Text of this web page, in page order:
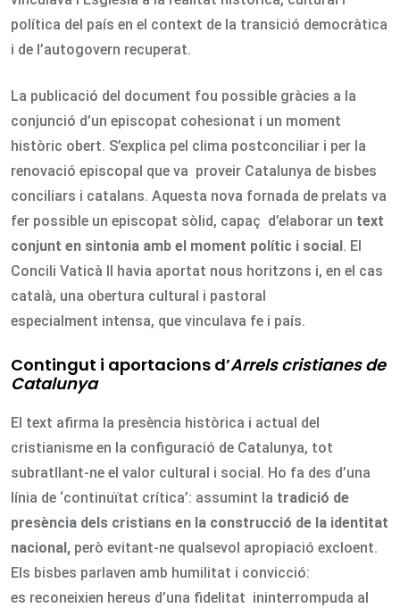
política del país en el context de la transició democràtica
i de l’autogovern recuperat.
La publicació del document fou possible gràcies a la
conjunció d’un episcopat cohesionat i un moment
històric obert. S’explica pel clima postconciliar i per la
renovació episcopal que va proveir Catalunya de bisbes
conciliars i catalans. Aquesta nova fornada de prelats va
fer possible un episcopat sòlid, capaç d’elaborar un text
conjunt en sintonia amb el moment polític i social . El
Concili Vaticà II havia aportat nous horitzons i, en el cas
català, una obertura cultural i pastoral
especialment intensa, que vinculava fe i país.
Contingut i aportacions d’Arrels cristianes de
Catalunya
El text afirma la presència històrica i actual del
cristianisme en la configuració de Catalunya, tot
subratllant-ne el valor cultural i social. Ho fa des d’una
línia de ‘continuïtat crítica’: assumint la tradició de
presència dels cristians en la construcció de la identitat
nacional, però evitant-ne qualsevol apropiació excloent.
Els bisbes parlaven amb humilitat i convicció:
es reconeixien hereus d’una fidelitat ininterrompuda al